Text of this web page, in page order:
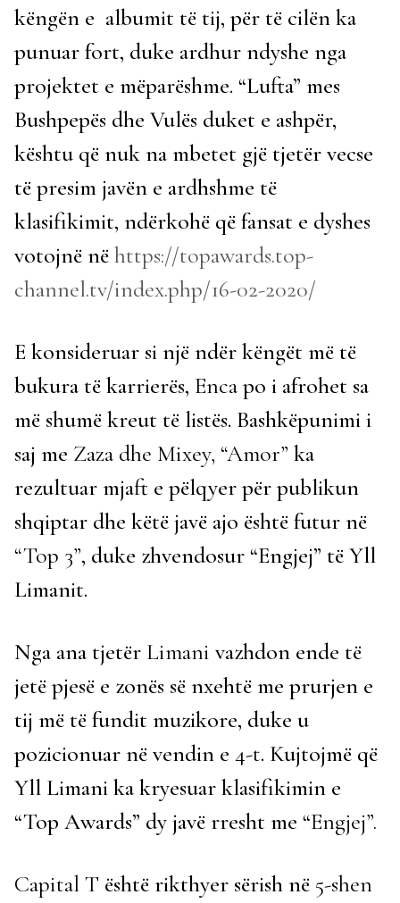
këngën e albumit të tij, për të cilën ka
punuar fort, duke ardhur ndyshe nga
projektet e mëparëshme. “Lufta” mes
Bushpepës dhe Vulës duket e ashpër,
kështu që nuk na mbetet gjë tjetër vecse
të presim javën e ardhshme të
klasifikimit, ndërkohë që fansat e dyshes
votojnë nëhttps://topawards.top-
channel.tv/index.php/16-02-2020/
E konsideruar si një ndër këngët më të
bukura të karrierës, Encapo i afrohet sa
më shumë kreut të listës. Bashkëpunimi i
saj me Zaza dhe Mixey, “Amor” ka
rezultuar mjaft e pëlqyer për publikun
shqiptar dhe këtë javë ajo është futur në
“Top 3”, duke zhvendosur “Engjej” të Yll
Limanit.
Nga ana tjetër Limani vazhdon ende të
jetë pjesë e zonës së nxehtë me prurjen e
tij më të fundit muzikore, duke u
pozicionuar në vendin e 4-t. Kujtojmë që
Yll Limani ka kryesuar klasifikimin e
“Top Awards” dy javë rresht me “Engjej”.
Capital T është rikthyer sërish në 5-shen